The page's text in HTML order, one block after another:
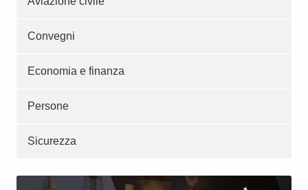
Convegni
Economia e finanza
Persone
Sicurezza